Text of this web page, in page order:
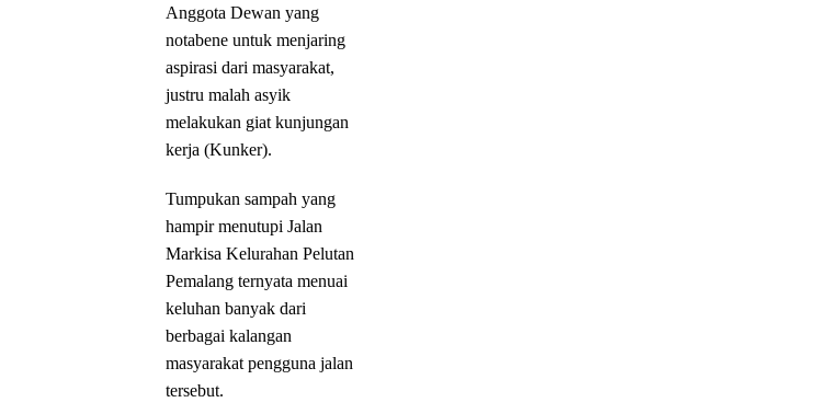
Anggota Dewan yang
notabene untuk menjaring
aspirasi dari masyarakat,
justru malah asyik
melakukan giat kunjungan
kerja (Kunker).
Tumpukan sampah yang
hampir menutupi Jalan
Markisa Kelurahan Pelutan
Pemalang ternyata menuai
keluhan banyak dari
berbagai kalangan
masyarakat pengguna jalan
tersebut.